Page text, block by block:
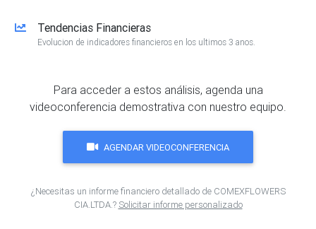
Tendencias Financieras
Evolucion de indicadores financieros en los ultimos 3 anos.
Para acceder a estos análisis, agenda una
videoconferencia demostrativa con nuestro equipo.
AGENDAR VIDEOCONFERENCIA
¿Necesitas un informe financiero detallado de COMEXFLOWERS
CIA.LTDA.? Solicitar informe personalizado